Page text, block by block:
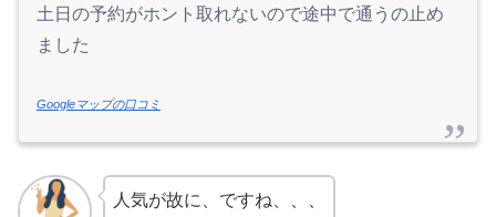
土日の予約がホント取れないので途中で通うの止め
ました
Googleマップの口コミ
人気が故に、ですね、、、